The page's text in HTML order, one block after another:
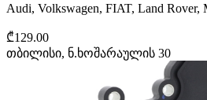
Audi, Volkswagen, FIAT, Land Rover,
₾129.00
თბილისი, ნ.ხოშარაულის 30